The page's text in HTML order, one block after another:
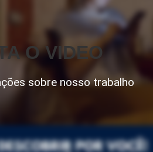
O VIDEO
sobre nosso trabalho